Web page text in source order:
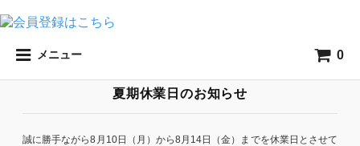
メニュー 0
夏期休業日のお知らせ
誠に勝手ながら8月10日（月）から8月14日（金）までを休業日とさせて